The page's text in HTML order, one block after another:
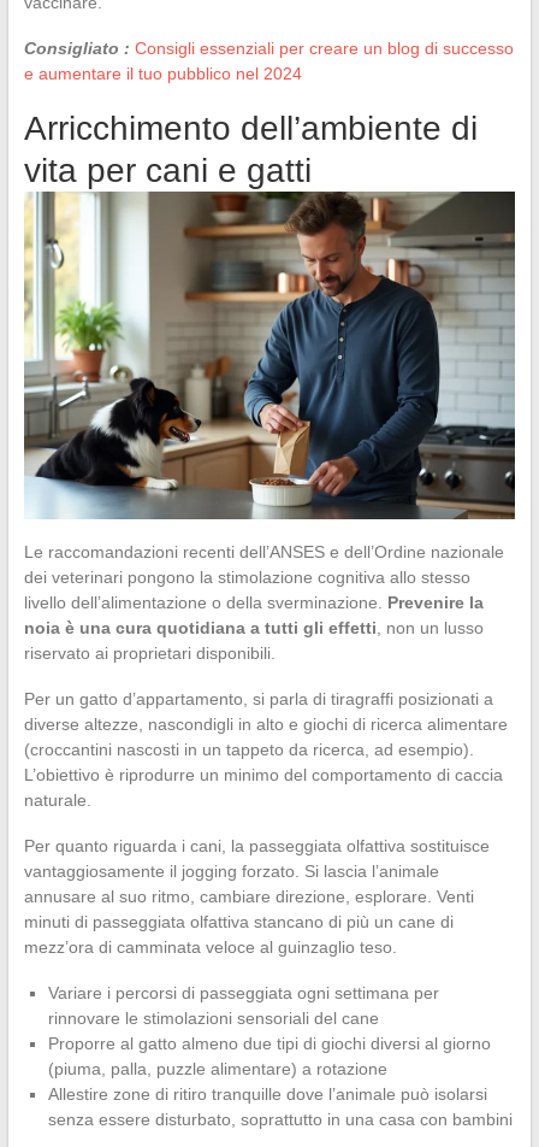
Consigliato : Consigli essenziali per creare un blog di successo
e aumentare il tuo pubblico nel 2024
Arricchimento dell’ambiente di
vita per cani e gatti
Le raccomandazioni recenti dell’ANSES e dell’Ordine nazionale
dei veterinari pongono la stimolazione cognitiva allo stesso
livello dell’alimentazione o della sverminazione. Prevenire la
noia è una cura quotidiana a tutti gli effetti, non un lusso
riservato ai proprietari disponibili.
Per un gatto d’appartamento, si parla di tiragraffi posizionati a
diverse altezze, nascondigli in alto e giochi di ricerca alimentare
(croccantini nascosti in un tappeto da ricerca, ad esempio).
L’obiettivo è riprodurre un minimo del comportamento di caccia
naturale.
Per quanto riguarda i cani, la passeggiata olfattiva sostituisce
vantaggiosamente il jogging forzato. Si lascia l’animale
annusare al suo ritmo, cambiare direzione, esplorare. Venti
minuti di passeggiata olfattiva stancano di più un cane di
mezz’ora di camminata veloce al guinzaglio teso.
Variare i percorsi di passeggiata ogni settimana per
rinnovare le stimolazioni sensoriali del cane
Proporre al gatto almeno due tipi di giochi diversi al giorno
(piuma, palla, puzzle alimentare) a rotazione
Allestire zone di ritiro tranquille dove l’animale può isolarsi
senza essere disturbato, soprattutto in una casa con bambini